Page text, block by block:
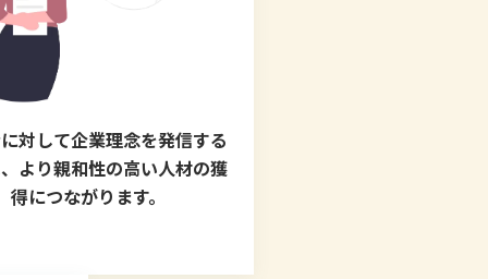
対して企業理念を発信する
より親和性の高い人材の獲
得につながります。